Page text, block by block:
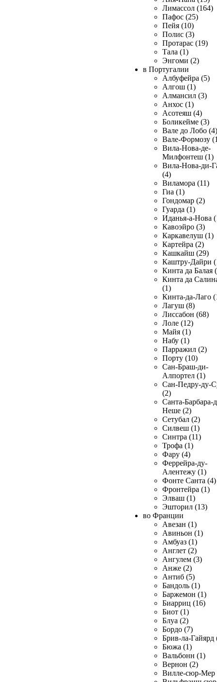
Лимассол (164)
Пафос (25)
Пейя (10)
Полис (3)
Протарас (19)
Тала (1)
Энгоми (2)
в Португалии
Албуфейра (5)
Алгош (1)
Алмансил (3)
Анхос (1)
Асотеяш (4)
Боликейме (3)
Вале до Лобо (4)
Вале-Формозу
Вила-Нова-де-
Милфонтеш (1)
Вила-Нова-ди-
(4)
Виламора (11)
Гиа (1)
Гондомар (2)
Гуарда (1)
Иданья-а-Нова
Кавоэйро (3)
Каркавелуш (1)
Картейра (2)
Кашкайш (29)
Каштру-Дайри
Кинта да Балая
Кинта да
(1)
Кинта-да-Лаго
Лагуш (8)
Лиссабон (68)
Лоле (12)
Майя (1)
Набу (1)
Парражил (2)
Порту (10)
Сан-Браш-ди-
Алпортел (1)
Сан-Педру-ду-
(2)
Санта-Барбара-
Неше (2)
Сетубал (2)
Силвеш (1)
Синтра (11)
Трофа (1)
Фару (4)
Феррейра-ду-
Алентежу (1)
Фонте Санта (4)
Фронтейра (1)
Элваш (1)
Эшторил (13)
во Франции
Авезан (1)
Авиньон (1)
Амбуаз (1)
Англет (2)
Ангулем (3)
Анже (2)
Антиб (5)
Бандоль (1)
Баржемон (1)
Биарриц (16)
Биот (1)
Блуа (2)
Бордо (7)
Брив-ла-Гайярд
Бюжа (1)
Вальбонн (1)
Вернон (2)
Вилле-сюр-Мер